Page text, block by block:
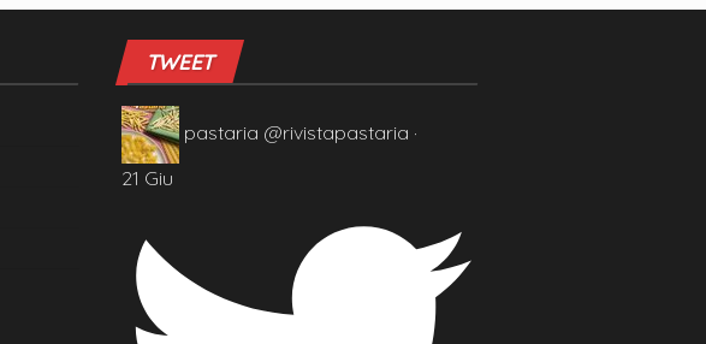
TWEET
pastaria @rivistapastaria ·
21 Giu